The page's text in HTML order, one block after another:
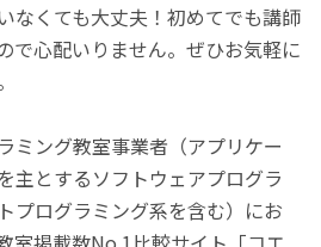
なくても大丈夫！初めてでも講師
で心配いりません。ぜひお気軽に
ミング教室事業者（アプリケー
主とするソフトウェアプログラ
プログラミング系を含む）にお